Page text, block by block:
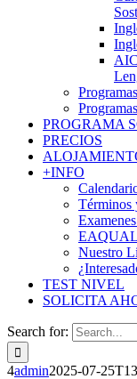
PROGRAMA
PRECIOS
+INFO
Términos
Nuestro
TEST NIVEL
SOLICITA
Search for:
4admin2025-07-